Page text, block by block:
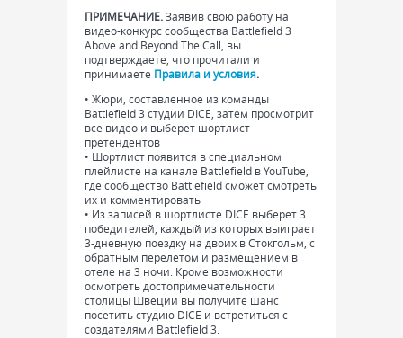
ПРИМЕЧАНИЕ.Заявив свою работу на
видео-конкурс сообщества Battlefield 3
Above and Beyond The Call, вы
подтверждаете, что прочитали и
принимаете Правила и условия.
• Жюри, составленное из команды
Battlefield 3 студии DICE, затем просмотрит
все видео и выберет шортлист
претендентов
• Шортлист появится в специальном
плейлисте на канале Battlefield в YouTube,
где сообщество Battlefield сможет смотреть
их и комментировать
• Из записей в шортлисте DICE выберет 3
победителей, каждый из которых выиграет
3-дневную поездку на двоих в Стокгольм, с
обратным перелетом и размещением в
отеле на 3 ночи. Кроме возможности
осмотреть достопримечательности
столицы Швеции вы получите шанс
посетить студию DICE и встретиться с
создателями Battlefield 3.